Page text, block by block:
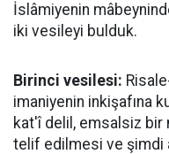
İslâmiyenin
iki vesileyi bulduk.
Birinci vesilesi:
imaniyenin inkişafına
kat'î delil, emsalsiz
telif edilmesi ve şimdi